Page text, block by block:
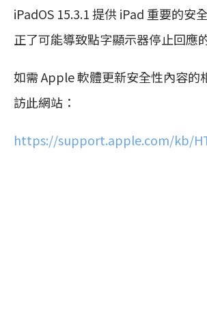
iPadOS 15.3.1 提供 iPad 重要的安
正了可能導致點字顯示器停止回應
如需 Apple 軟體更新安全性內容的
訪此網站：
https://support.apple.com/kb/